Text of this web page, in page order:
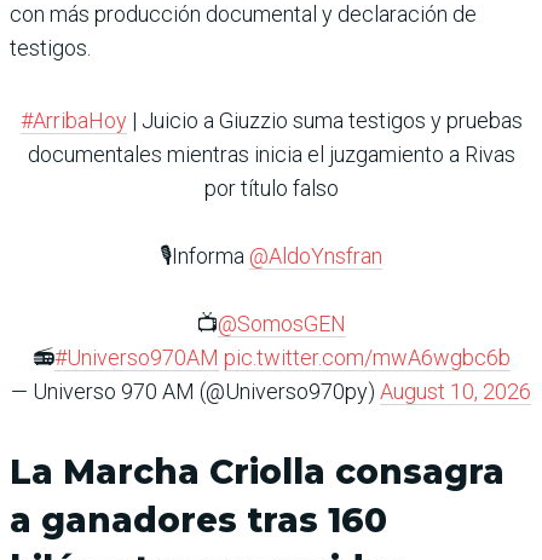
con más producción documental y declaración de
testigos.
#ArribaHoy| Juicio a Giuzzio suma testigos y pruebas
documentales mientras inicia el juzgamiento a Rivas
por título falso
🎙️Informa @AldoYnsfran
📺@SomosGEN
📻#Universo970AM pic.twitter.com/mwA6wgbc6b
— Universo 970 AM (@Universo970py) August 10, 2026
La Marcha Criolla consagra
a ganadores tras 160